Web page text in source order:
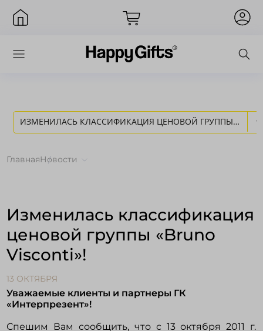
ИЗМЕНИЛАСЬ КЛАССИФИКАЦИЯ ЦЕНОВОЙ ГРУППЫ
ГлавнаяНовости
Изменилась классификация
ценовой группы «Bruno
Visconti»!
13 ОКТЯБРЯ
Уважаемые клиенты и партнеры ГК
«Интерпрезент»!
Спешим Вам сообщить, что с 13 октября 2011 г.
Вход
Запомнить меня
Войти в кабинет